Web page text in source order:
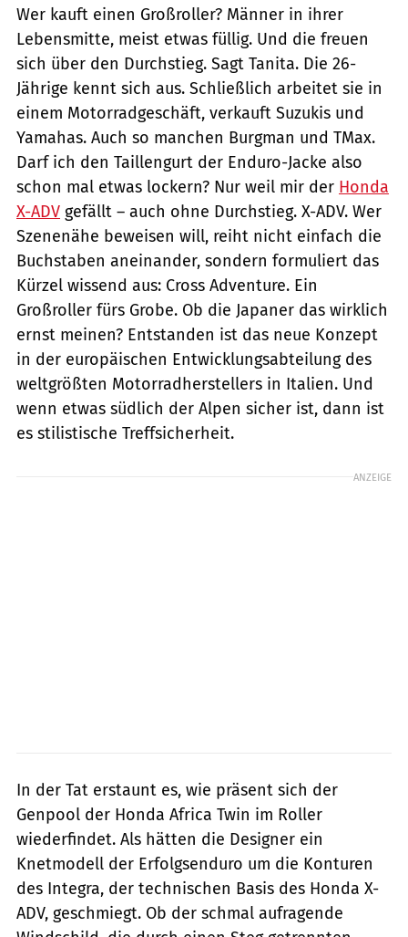
Wer kauft einen Großroller? Männer in ihrer
Lebensmitte, meist etwas füllig. Und die freuen
sich über den Durchstieg. Sagt Tanita. Die 26-
Jährige kennt sich aus. Schließlich arbeitet sie in
einem Motorradgeschäft, verkauft Suzukis und
Yamahas. Auch so manchen Burgman und TMax.
Darf ich den Taillengurt der Enduro-Jacke also
schon mal etwas lockern? Nur weil mir der Honda
X-ADV gefällt – auch ohne Durchstieg. X-ADV. Wer
Szenenähe beweisen will, reiht nicht einfach die
Buchstaben aneinander, sondern formuliert das
Kürzel wissend aus: Cross Adventure. Ein
Großroller fürs Grobe. Ob die Japaner das wirklich
ernst meinen? Entstanden ist das neue Konzept
in der europäischen Entwicklungsabteilung des
weltgrößten Motorradherstellers in Italien. Und
wenn etwas südlich der Alpen sicher ist, dann ist
es stilistische Treffsicherheit.
ANZEIGE
In der Tat erstaunt es, wie präsent sich der
Genpool der Honda Africa Twin im Roller
wiederfindet. Als hätten die Designer ein
Knetmodell der Erfolgsenduro um die Konturen
des Integra, der technischen Basis des Honda X-
ADV, geschmiegt. Ob der schmal aufragende